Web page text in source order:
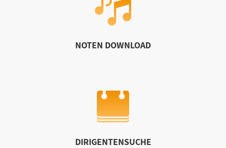
NOTEN DOWNLOAD
DIRIGENTENSUCHE